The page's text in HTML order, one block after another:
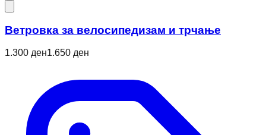
Ветровкa за велосипедизам и трчање
1.300 ден1.650 ден